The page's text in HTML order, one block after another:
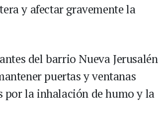
y afectar gravemente la
del barrio Nueva Jerusalén
puertas y ventanas
por la inhalación de humo y la